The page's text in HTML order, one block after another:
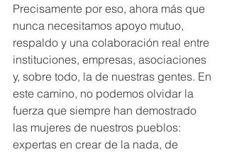
Precisamente por eso, ahora más que
nunca necesitamos apoyo mutuo,
respaldo y una colaboración real entre
instituciones, empresas, asociaciones
y, sobre todo, la de nuestras gentes. En
este camino, no podemos olvidar la
fuerza que siempre han demostrado
las mujeres de nuestros pueblos:
expertas en crear de la nada, de